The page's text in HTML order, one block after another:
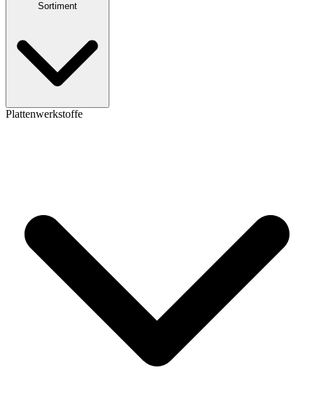
Sortiment
Plattenwerkstoffe